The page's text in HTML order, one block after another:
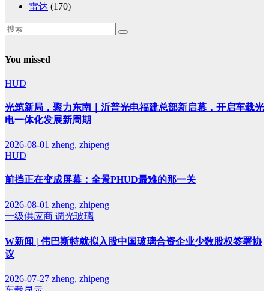
雷达 (170)
You missed
HUD
光筑新局，聚力东南｜沂普光电福建总部新启幕，开启车载光
电一体化发展新周期
2026-08-01 zheng, zhipeng
HUD
前挡正在变成屏幕：全景PHUD最难的那一关
2026-08-01 zheng, zhipeng
一级供应商 调光玻璃
W新闻 | 伟巴斯特就拟入股中国玻璃合资企业少数股权签署协
议
2026-07-27 zheng, zhipeng